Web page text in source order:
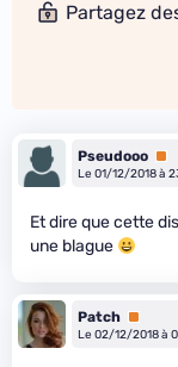
Partagez
Pseudooo
Le 01/12/2018 à
Et dire que cette
une blague
Patch Premium
Le 02/12/2018 à